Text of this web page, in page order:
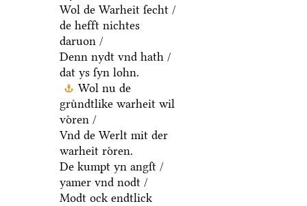
Wol de Warheit ſecht /
de hefft nichtes
daruon /
Denn nydt vnd hath /
dat ys ſyn lohn.
Wol nu de
gruͤndtlike warheit wil
voͤren /
Vnd de Werlt mit der
warheit roͤren.
De kumpt yn angſt /
yamer vnd nodt /
Modt ock endtlick